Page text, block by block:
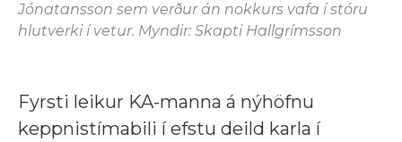
Jónatansson sem verður án nokkurs vafa í stóru
hlutverki í vetur. Myndir: Skapti Hallgrímsson
Fyrsti leikur KA-manna á nýhöfnu
keppnistímabili í efstu deild karla í